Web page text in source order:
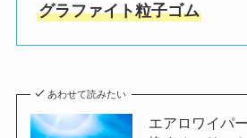
グラファイト粒子ゴム
あわせて読みたい
エアロワイパ